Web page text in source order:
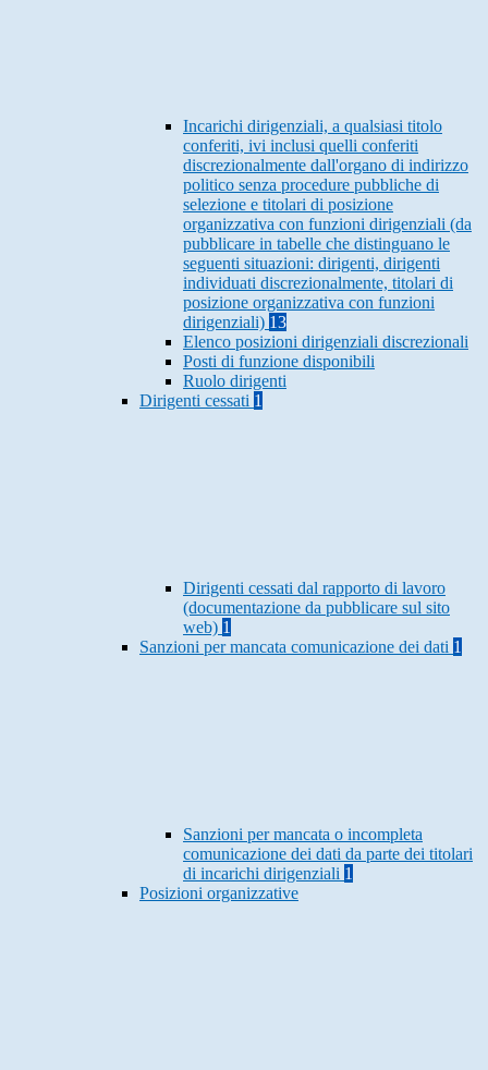
Incarichi dirigenziali, a qualsiasi titolo
conferiti, ivi inclusi quelli conferiti
discrezionalmente dall'organo di indirizzo
politico senza procedure pubbliche di
selezione e titolari di posizione
organizzativa con funzioni dirigenziali (da
pubblicare in tabelle che distinguano le
seguenti situazioni: dirigenti, dirigenti
individuati discrezionalmente, titolari di
posizione organizzativa con funzioni
dirigenziali) 13
Elenco posizioni dirigenziali discrezionali
Posti di funzione disponibili
Ruolo dirigenti
Dirigenti cessati 1
Dirigenti cessati dal rapporto di lavoro
(documentazione da pubblicare sul sito
web) 1
Sanzioni per mancata comunicazione dei dati 1
Sanzioni per mancata o incompleta
comunicazione dei dati da parte dei titolari
di incarichi dirigenziali 1
Posizioni organizzative